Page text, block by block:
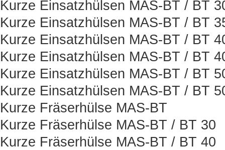
Kurze Einsatzhülsen MAS-BT / BT
Kurze Einsatzhülsen MAS-BT / BT
Kurze Einsatzhülsen MAS-BT / BT
Kurze Einsatzhülsen MAS-BT / BT
Kurze Einsatzhülsen MAS-BT / BT
Kurze Einsatzhülsen MAS-BT / BT
Kurze Fräserhülse MAS-BT
Kurze Fräserhülse MAS-BT / BT 30
Kurze Fräserhülse MAS-BT / BT 40